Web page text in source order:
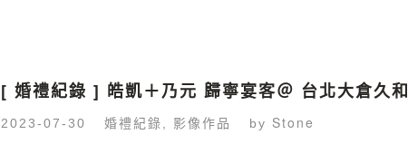
[ 婚禮紀錄 ] 皓凱＋乃元 歸寧宴客＠ 台北大倉久和
2023-07-30 婚禮紀錄 影像作品 by Stone